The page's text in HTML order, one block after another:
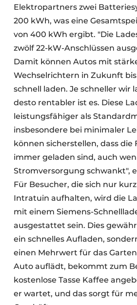
Elektropartners zwei
200 kWh, was eine
von 400 kWh ergibt. "Die
zwölf 22-kW-Anschlüssen
Damit können Autos mit
Wechselrichtern in Zukunft
schnell laden. Je schneller wir
desto rentabler ist es. Diese
leistungsfähiger als
insbesondere bei minimaler
können sicherstellen, dass die
immer geladen sind, auch
Stromversorgung schwankt",
Für Besucher, die sich nur
Intratuin aufhalten, wird die
mit einem Siemens-
ausgestattet sein. Dies
ein schnelles Aufladen,
einen Mehrwert für das
Auto auflädt, bekommt zum
kostenlose Tasse Kaffee
er wartet, und das sorgt für